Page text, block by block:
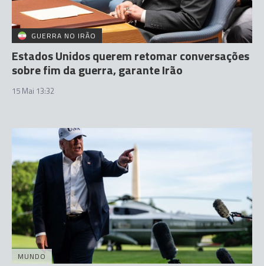
GUERRA NO IRÃO
Estados Unidos querem retomar conversações
sobre fim da guerra, garante Irão
15 Mai 13:32
MUNDO